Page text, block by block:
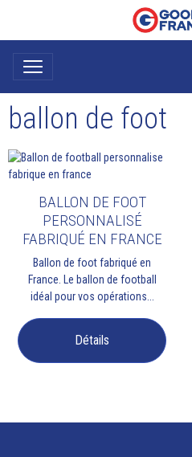
ballon de foot
BALLON DE FOOT
PERSONNALISÉ
FABRIQUÉ EN FRANCE
Ballon de foot fabriqué en
France. Le ballon de football
idéal pour vos opérations...
Détails